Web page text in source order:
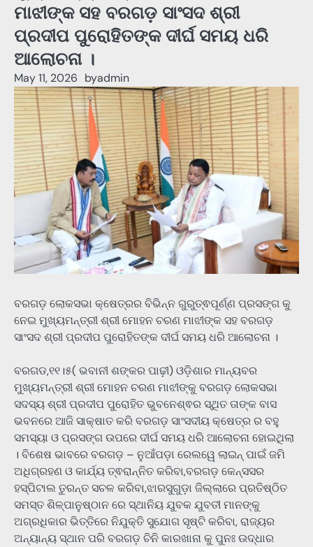
ମାଝୀଙ୍କ ସହ ବରଗଡ଼ ସାଂସଦ ଶ୍ରୀ
ପ୍ରଦୀପ ପୁରୋହିତଙ୍କ ଦୀର୍ଘ ସମୟ ଧରି
ଆଲୋଚନା ।
May 11, 2026 byadmin
ବରଗଡ଼ ଲୋକସଭା କ୍ଷେତ୍ରର ବିଭିନ୍ନ ଗୁରୁତ୍ଵପୂର୍ଣ୍ଣ ପ୍ରସଙ୍ଗ କୁ
ନେଇ ମୁଖ୍ୟମନ୍ତ୍ରୀ ଶ୍ରୀ ମୋହନ ଚରଣ ମାଝୀଙ୍କ ସହ ବରଗଡ଼
ସାଂସଦ ଶ୍ରୀ ପ୍ରଦୀପ ପୁରୋହିତଙ୍କ ଦୀର୍ଘ ସମୟ ଧରି ଆଲୋଚନା ।
ବରଗଡ,୧୧।୫( ଭବାନୀ ଶଙ୍କର ପାଢ଼ୀ) ଓଡ଼ିଶାର ମାନ୍ୟବର
ମୁଖ୍ୟମନ୍ତ୍ରୀ ଶ୍ରୀ ମୋହନ ଚରଣ ମାଝୀଙ୍କୁ ବରଗଡ଼ ଲୋକସଭା
ସଦସ୍ୟ ଶ୍ରୀ ପ୍ରଦୀପ ପୁରୋହିତ ଭୁବନେଶ୍ଵର ସ୍ଥିତ ତାଙ୍କ ବାସ
ଭବନରେ ଆଜି ସାକ୍ଷାତ କରି ବରଗଡ଼ ସାଂସଦୀୟ କ୍ଷେତ୍ର ର ବହୁ
ସମସ୍ୟା ଓ ପ୍ରସଙ୍ଗ ଉପରେ ଦୀର୍ଘ ସମୟ ଧରି ଆଲୋଚନା ହୋଇଥିଲା
। ବିଶେଷ ଭାବରେ ବରଗଡ଼ – ନୁଆଁପଡ଼ା ରେଲୱେ ଲାଇନ୍ ପାଇଁ ଜମି
ଅଧିଗ୍ରହଣ ଓ କାର୍ଯ୍ୟ ତ୍ଵରାନ୍ନିତ କରିବା,ବରଗଡ଼ କେନ୍ସସର
ହସ୍ପିଟାଲ ତୁରନ୍ତ ସଚଳ କରିବା,ଝାରସୁଗୁଡ଼ା ଜିଲ୍ଲାରେ ପ୍ରତିଷ୍ଠିତ
ସମସ୍ତ ଶିଳ୍ପାନୁଷ୍ଠାନ ରେ ସ୍ଥାନିୟ ଯୁବକ ଯୁବତୀ ମାନଙ୍କୁ
ଅଗ୍ରଧିକାର ଭିତ୍ତିରେ ନିଯୁକ୍ତି ସୁଯୋଗ ସୃଷ୍ଟି କରିବା, ରାଜ୍ୟର
ଅନ୍ୟାନ୍ୟ ସ୍ଥାନ ପରି ବରଗଡ଼ ଚିନି କାରଖାନା କୁ ପୁନଃ ଉଦ୍ଧାର